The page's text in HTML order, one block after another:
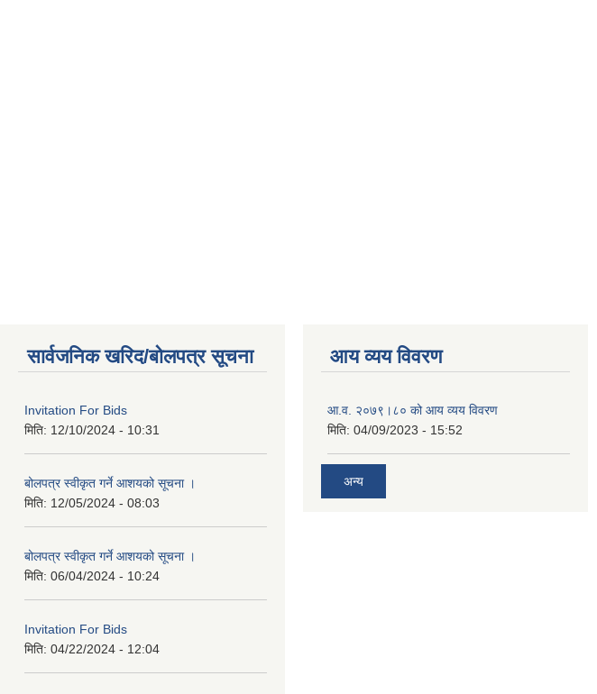
सार्वजनिक खरिद/बोलपत्र सूचना
Invitation For Bids
मिति: 12/10/2024 - 10:31
बोलपत्र स्वीकृत गर्ने आशयको सूचना ।
मिति: 12/05/2024 - 08:03
बोलपत्र स्वीकृत गर्ने आशयको सूचना ।
मिति: 06/04/2024 - 10:24
Invitation For Bids
मिति: 04/22/2024 - 12:04
आय व्यय विवरण
आ.व. २०७९।८० को आय व्यय विवरण
मिति: 04/09/2023 - 15:52
अन्य